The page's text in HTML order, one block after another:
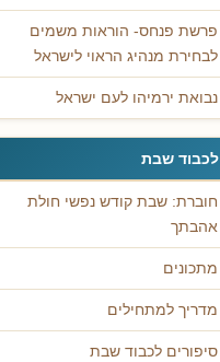
פרשת פנחס- הוראות משמים
לבחירת מנהיג הראוי לישראל
נבואת ירמיהו לעם ישראל
לכבוד שבת
חוברת: שבת קודש נפשי חולת
אהבתך
מתכונים
מדריך למתחילים
סיפורים לכבוד שבת